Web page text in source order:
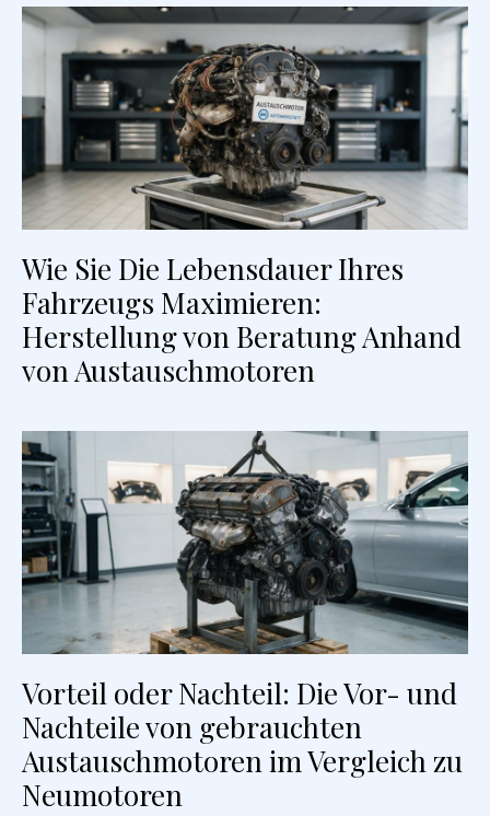
Wie Sie Die Lebensdauer Ihres
Fahrzeugs Maximieren:
Herstellung von Beratung Anhand
von Austauschmotoren
Vorteil oder Nachteil: Die Vor- und
Nachteile von gebrauchten
Austauschmotoren im Vergleich zu
Neumotoren